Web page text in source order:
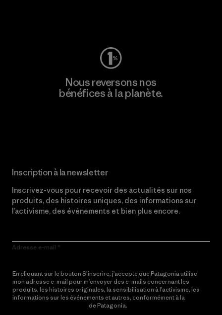
Nous reversons nos
bénéfices à la planète.
Inscription à la newsletter
Inscrivez-vous pour recevoir des actualités sur nos
produits, des histoires uniques, des informations sur
l’activisme, des événements et bien plus encore.
Adresse e-mail
En cliquant sur le bouton S’inscrire, j’accepte que Patagonia utilise
mon adresse e-mail pour m’envoyer des e-mails concernant les
produits, les histoires originales, la sensibilisation à l’activisme, les
informations sur les événements et autres, conformément à la
de Patagonia.